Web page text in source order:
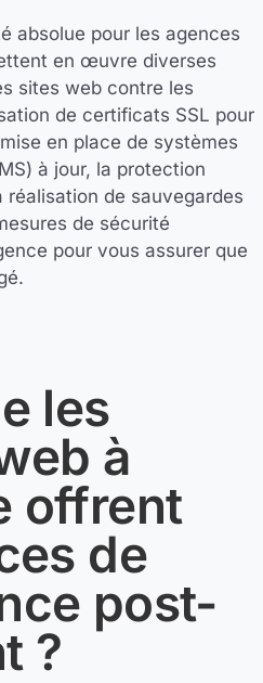
absolue pour les agences
en œuvre diverses
sites web contre les
de certificats SSL pour
en place de systèmes
à jour, la protection
de sauvegardes
de sécurité
pour vous assurer que
les
à
offrent
de
post-
?